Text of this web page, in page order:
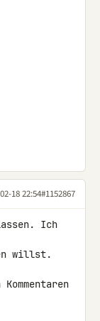
18 22:54#1152867
Ich
willst.